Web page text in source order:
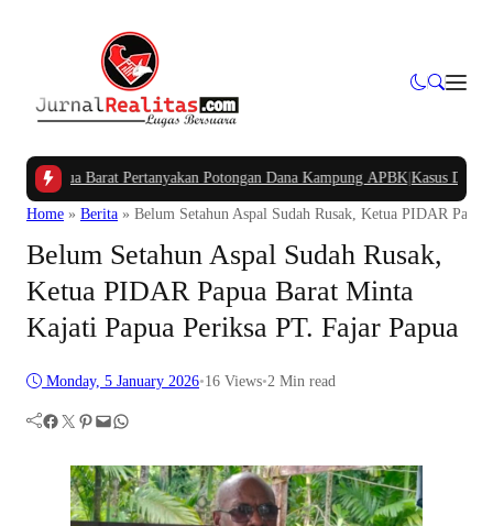
Barat Pertanyakan Potongan Dana Kampung APBK| Kasus Dugaan
Home » Berita » Belum Setahun Aspal Sudah Rusak, Ketua PIDAR
Belum Setahun Aspal Sudah Rusak,
Ketua PIDAR Papua Barat Minta
Kajati Papua Periksa PT. Fajar Papua
Monday, 5 January 2026•16 Views•2 Min read
Facebook Twitter Pinterest Mail WhatsApp